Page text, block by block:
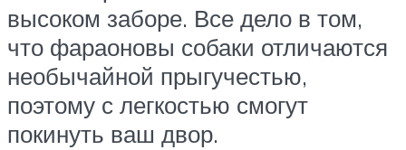
высоком заборе. Все дело в том,
что фараоновы собаки отличаются
необычайной прыгучестью,
поэтому с легкостью смогут
покинуть ваш двор.